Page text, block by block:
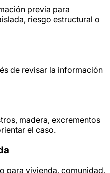
previa para
riesgo estructural o
de revisar la información
madera, excrementos
el caso.
para vivienda, comunidad,